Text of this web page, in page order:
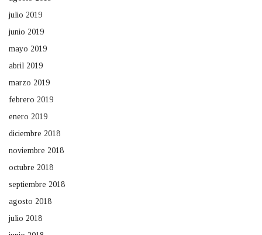
julio 2019
junio 2019
mayo 2019
abril 2019
marzo 2019
febrero 2019
enero 2019
diciembre 2018
noviembre 2018
octubre 2018
septiembre 2018
agosto 2018
julio 2018